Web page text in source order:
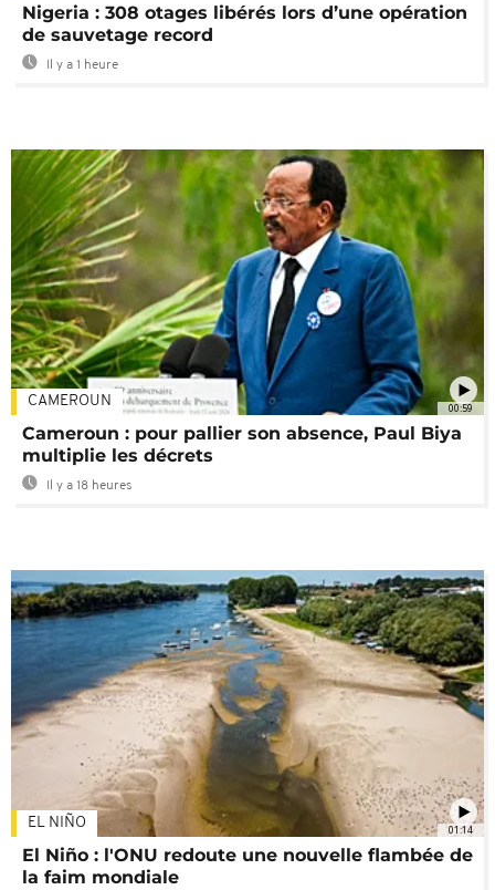
Nigeria : 308 otages libérés lors d’une opération
de sauvetage record
Il y a 1 heure
00:59
CAMEROUN
Cameroun : pour pallier son absence, Paul Biya
multiplie les décrets
Il y a 18 heures
01:14
EL NIÑO
El Niño : l'ONU redoute une nouvelle flambée de
la faim mondiale